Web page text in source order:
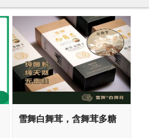
雪舞白舞茸，含舞茸多糖